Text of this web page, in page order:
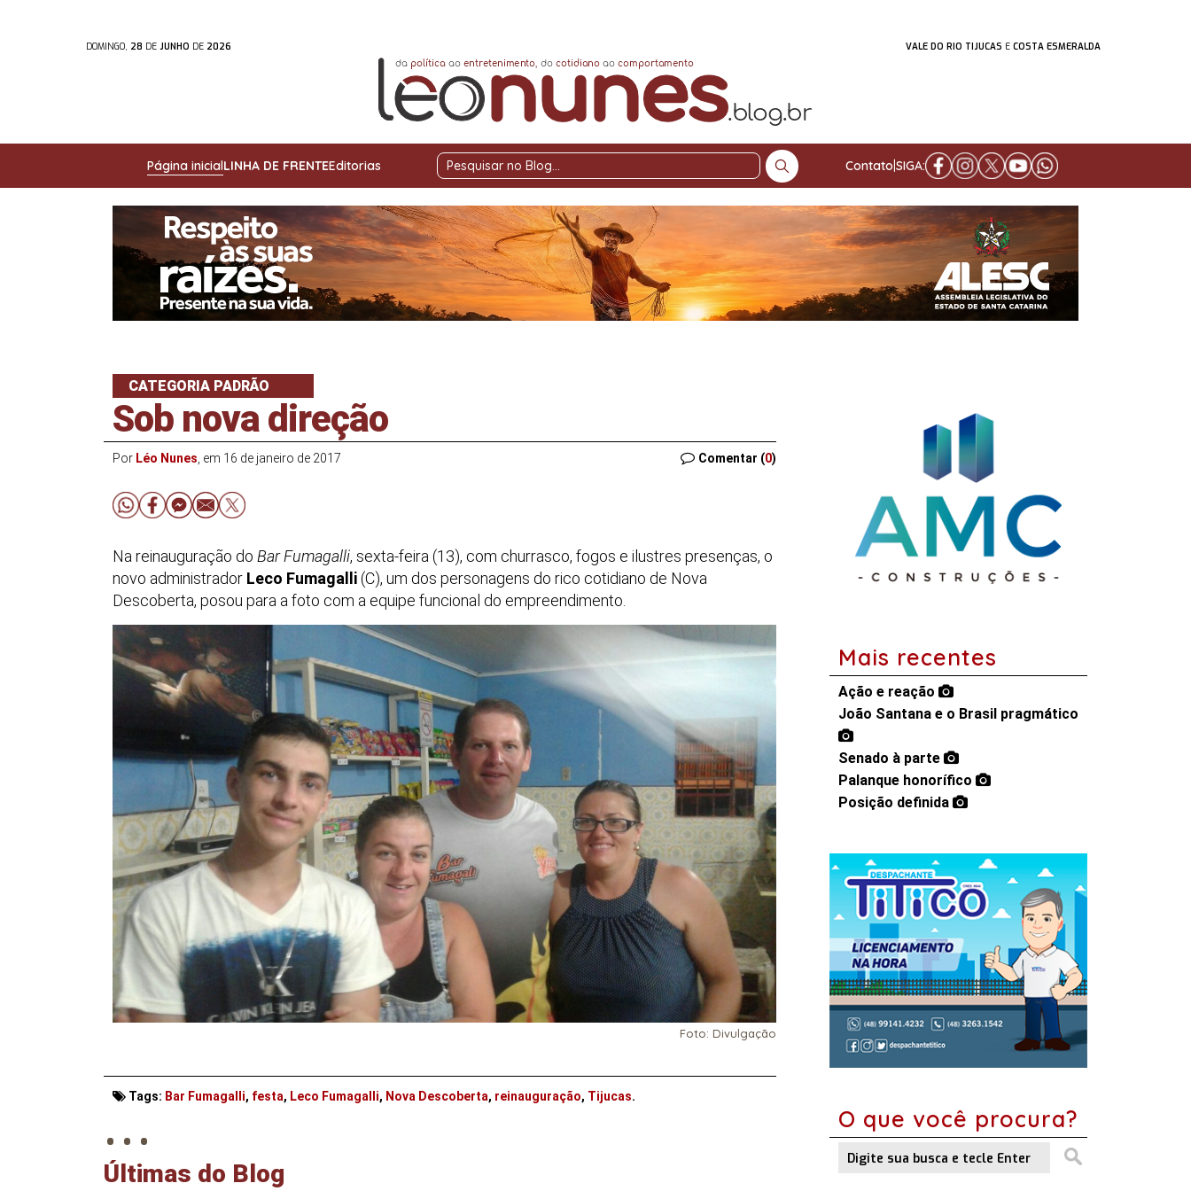
DOMINGO, 28 DE JUNHO DE 2026 VALE DO RIO TIJUCAS E COSTA ESMERALDA
Página inicialLINHA DE FRENTEEditorias
Pesquisar
Contato SIGA:
CATEGORIA PADRÃO
Sob nova direção
Por Léo Nunes , em 16 de janeiro de 2017 Comentar (0)
Na reinauguração do Bar Fumagalli, sexta-feira (13), com churrasco, fogos e ilustres presenças, o
novo administrador Leco Fumagalli (C), um dos personagens do rico cotidiano de Nova
Descoberta, posou para a foto com a equipe funcional do empreendimento.
Foto: Divulgação
Tags: Bar Fumagalli, festa, Leco Fumagalli, Nova Descoberta, reinauguração, Tijucas.
. . .
Últimas do Blog
Mais recentes
Ação e reação
João Santana e o Brasil pragmático
Senado à parte
Palanque honorífico
Posição definida
O que você procura?